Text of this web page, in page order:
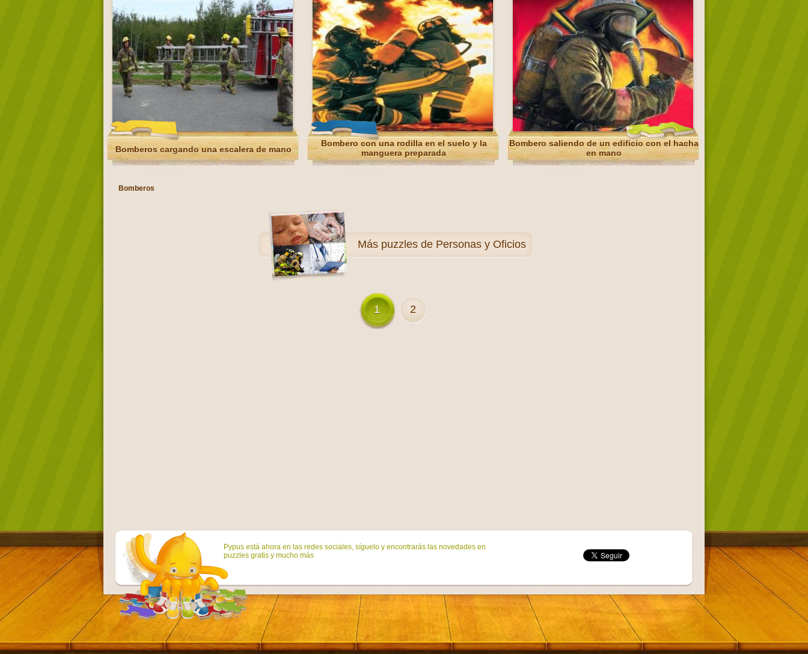
Bomberos cargando una escalera de mano
Bombero con una rodilla en el suelo y la
manguera preparada
Bombero saliendo de un edificio con el hacha
en mano
Bomberos
Más puzzles de Personas y Oficios
1 2
Pypus está ahora en las redes sociales, síguelo y encontrarás las novedades en
puzzles gratis y mucho más